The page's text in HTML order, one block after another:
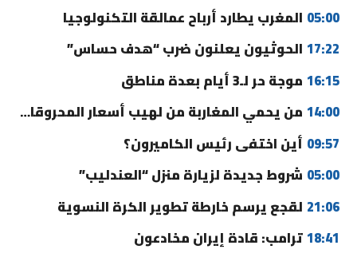
05:00 المغرب يطارد أرباح عمالقة التكنولوجيا
17:22 الحوثيون يعلنون ضرب “هدف حساس”
16:15 موجة حر لـ3 أيام بعدة مناطق
14:00 من يحمي المغاربة من لهيب أسعار المحروقات؟
09:57 أين اختفى رئيس الكاميرون؟
05:00 شروط جديدة لزيارة منزل “العندليب”
21:06 لقجع يرسم خارطة تطوير الكرة النسوية
18:41ترامب: قادة إيران مخادعون